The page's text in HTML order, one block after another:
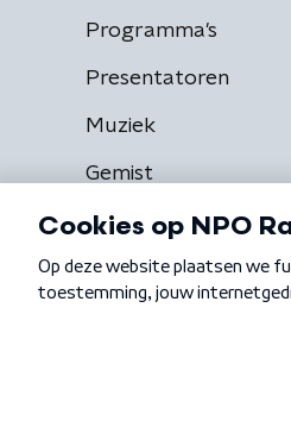
Programma's
Presentatoren
Muziek
Gemist
Algemene voorwaarden